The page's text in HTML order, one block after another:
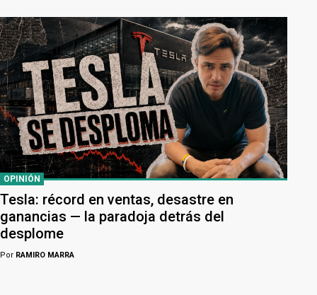
OPINIÓN
Tesla: récord en ventas, desastre en
ganancias — la paradoja detrás del
desplome
Por RAMIRO MARRA